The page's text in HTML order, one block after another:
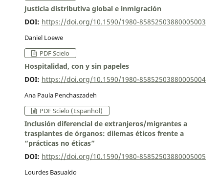
Justicia distributiva global e inmigración
DOI: https://doi.org/10.1590/1980-85852503880005003
Daniel Loewe
PDF Scielo
Hospitalidad, con y sin papeles
DOI: https://doi.org/10.1590/1980-85852503880005004
Ana Paula Penchaszadeh
PDF Scielo (Espanhol)
Inclusión diferencial de extranjeros/migrantes a
trasplantes de órganos: dilemas éticos frente a
“prácticas no éticas”
DOI: https://doi.org/10.1590/1980-85852503880005005
Lourdes Basualdo